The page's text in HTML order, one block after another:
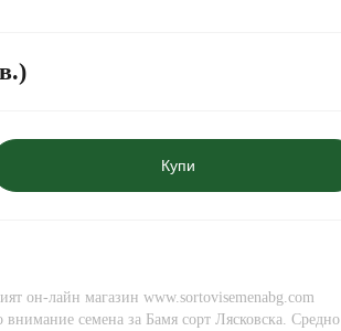
Купи
он-лайн магазин www.sortovisemenabg.com
внимание семена за Бамя сорт Лясковска. Средно